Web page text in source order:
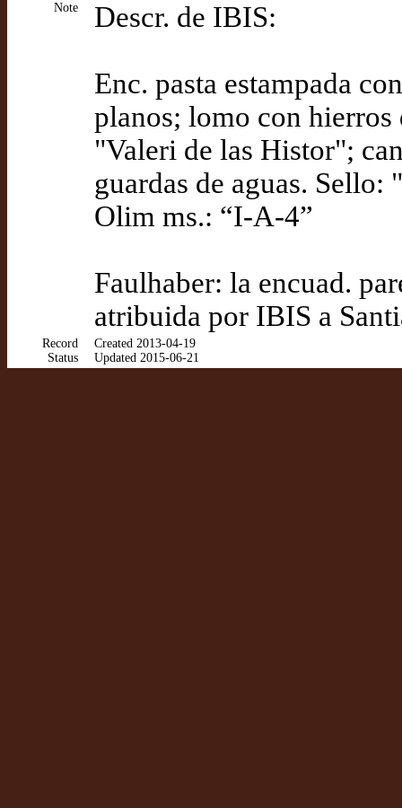
Note Descr. de IBIS:
Enc. pasta estampada
planos; lomo con
"Valeri de las Histor";
guardas de aguas.
Olim ms.: “I-A-4”
Faulhaber: la encuad.
atribuida por IBIS a
Record
Status
Created 2013-04-19
Updated 2015-06-21